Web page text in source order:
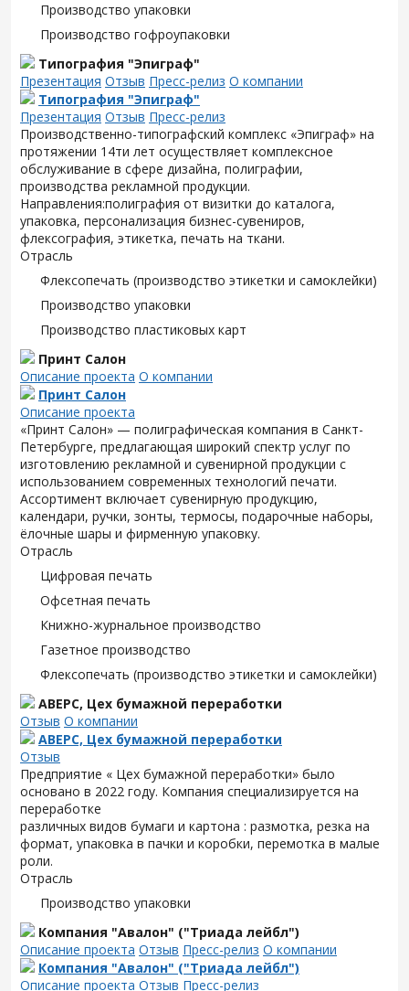
Производство упаковки
Производство гофроупаковки
Типография "Эпиграф"
Презентация Отзыв Пресс-релиз О компании
Типография "Эпиграф"
Презентация Отзыв Пресс-релиз
Производственно-типографский комплекс «Эпиграф» на
протяжении 14ти лет осуществляет комплексное
обслуживание в сфере дизайна, полиграфии,
производства рекламной продукции.
Направления:полиграфия от визитки до каталога,
упаковка, персонализация бизнес-сувениров,
флексография, этикетка, печать на ткани.
Отрасль
Флексопечать (производство этикетки и самоклейки)
Производство упаковки
Производство пластиковых карт
Принт Салон
Описание проекта О компании
Принт Салон
Описание проекта
«Принт Салон» — полиграфическая компания в Санкт-
Петербурге, предлагающая широкий спектр услуг по
изготовлению рекламной и сувенирной продукции с
использованием современных технологий печати.
Ассортимент включает сувенирную продукцию,
календари, ручки, зонты, термосы, подарочные наборы,
ёлочные шары и фирменную упаковку.
Отрасль
Цифровая печать
Офсетная печать
Книжно-журнальное производство
Газетное производство
Флексопечать (производство этикетки и самоклейки)
АВЕРС, Цех бумажной переработки
Отзыв О компании
АВЕРС, Цех бумажной переработки
Отзыв
Предприятие « Цех бумажной переработки» было
основано в 2022 году. Компания специализируется на
переработке
различных видов бумаги и картона : размотка, резка на
формат, упаковка в пачки и коробки, перемотка в малые
роли.
Отрасль
Производство упаковки
Компания "Авалон" ("Триада лейбл")
Описание проекта Отзыв Пресс-релиз О компании
Компания "Авалон" ("Триада лейбл")
Описание проекта Отзыв Пресс-релиз